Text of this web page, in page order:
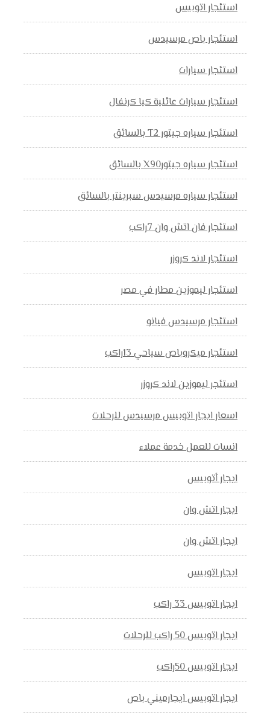
استئجار اتوبيس
استئجار باص مرسيدس
استئجار سيارات
استئجار سيارات عائلية كيا كرنفال
استئجار سياره جيتور T2 بالسائق
استئجار سياره جيتورX90 بالسائق
استئجار سياره مرسيدس سبرينتر بالسائق
استئجار فان اتش وان 7راكب
استئجار لاند كروزر
استئجار ليموزين مطار في مصر
استئجار مرسيدس فيانو
استئجار ميكروباص سياحي 13راكب
استئجر ليموزين لاند كروزر
اسعار ايجار اتوبيس مرسيدس للرحلات
انسات للعمل خدمة عملاء
ايجار أتوبيس
ايجار اتش وان
ايجار اتش وان
ايجار اتوبيس
ايجار اتوبيس 33 راكب
ايجار اتوبيس 50 راكب للرحلات
ايجار اتوبيس 50راكب
ايجار اتوبيس ايجارميني باص